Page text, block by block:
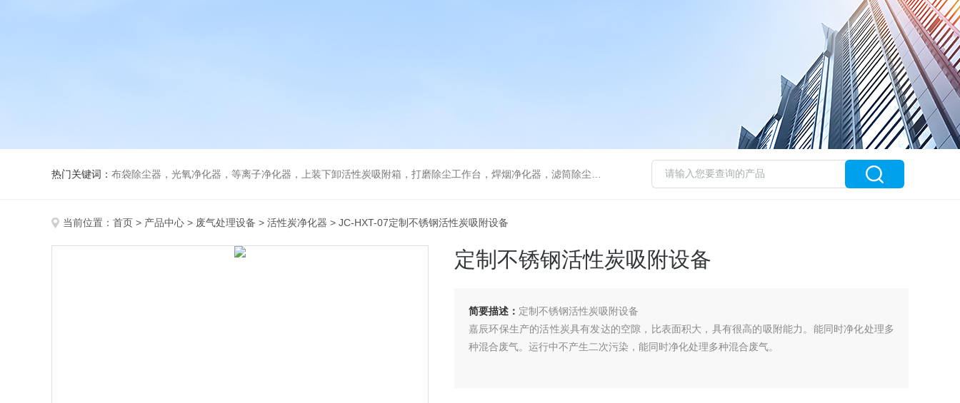
热门关键词： 布袋除尘器，光氧净化器，等离子净化器，上装下卸活性炭吸附箱，打磨除尘工作台，焊烟净化器，滤筒除尘器，旋风除尘器，除尘设备配件，喷淋塔
当前位置： 首页 > 产品中心 > 废气处理设备 > 活性炭净化器 > JC-HXT-07定制不锈钢活性炭吸附设备
定制不锈钢活性炭吸附设备
简要描述： 定制不锈钢活性炭吸附设备
嘉辰环保生产的活性炭具有发达的空隙，比表面积大，具有很高的吸附能力。能同时净化处理多
种混合废气。运行中不产生二次污染，能同时净化处理多种混合废气。